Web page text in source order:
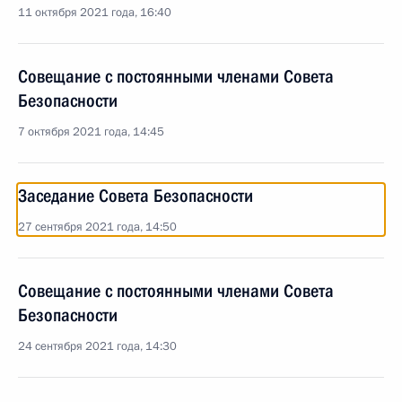
11 октября 2021 года, 16:40
Совещание с постоянными членами Совета
Безопасности
7 октября 2021 года, 14:45
Заседание Совета Безопасности
27 сентября 2021 года, 14:50
Совещание с постоянными членами Совета
Безопасности
24 сентября 2021 года, 14:30